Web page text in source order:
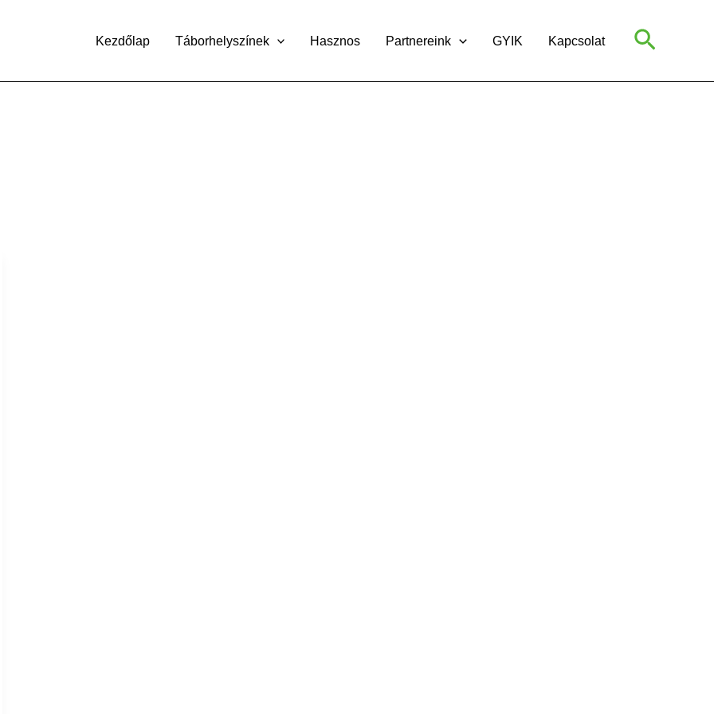
Kezdőlap Táborhelyszínek Hasznos Partnereink GYIK Kapcsolat Search